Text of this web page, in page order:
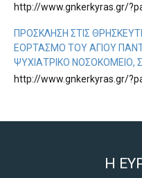
http://www.gnkerkyras.gr/
ΠΡΌΣΚΛΗΣΗ ΣΤΙΣ
ΕΟΡΤΑΣΜΌ ΤΟΥ ΑΓΊΟΥ
ΨΥΧΙΑΤΡΙΚΌ ΝΟΣΟΚΟΜΕΊΟ,
http://www.gnkerkyras.gr/
Η